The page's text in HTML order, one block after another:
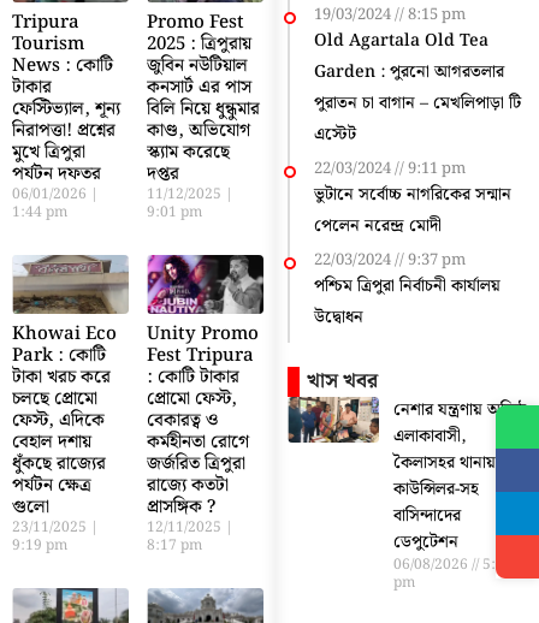
Tripura
Tourism
News : কোটি
টাকার
ফেস্টিভ্যাল, শূন্য
নিরাপত্তা! প্রশ্নের
মুখে ত্রিপুরা
পর্যটন দফতর
06/01/2026
1:44 pm
Promo Fest
2025 : ত্রিপুরায়
জুবিন নউটিয়াল
কনসার্ট এর পাস
বিলি নিয়ে ধুন্ধুমার
কাণ্ড, অভিযোগ
স্ক্যাম করেছে
দপ্তর
11/12/2025
9:01 pm
Khowai Eco
Park : কোটি
টাকা খরচ করে
চলছে প্রোমো
ফেস্ট, এদিকে
বেহাল দশায়
ধুঁকছে রাজ্যের
পর্যটন ক্ষেত্র
গুলো
23/11/2025
9:19 pm
Unity Promo
Fest Tripura
: কোটি টাকার
প্রোমো ফেস্ট,
বেকারত্ব ও
কর্মহীনতা রোগে
জর্জরিত ত্রিপুরা
রাজ্যে কতটা
প্রাসঙ্গিক ?
12/11/2025
8:17 pm
Old Agartala Old Tea
Garden : পুরনো আগরতলার
পুরাতন চা বাগান – মেখলিপাড়া টি
এস্টেট
19/03/2024 8:15 pm
ভুটানে সর্বোচ্চ নাগরিকের সন্মান
পেলেন নরেন্দ্র মোদী
22/03/2024 9:11 pm
পশ্চিম ত্রিপুরা নির্বাচনী কার্যালয়
উদ্বোধন
22/03/2024 9:37 pm
খাস খবর
নেশার যন্ত্রণায় অতিষ্ঠ
এলাকাবাসী,
কৈলাসহর থানায়
কাউন্সিলর-সহ
বাসিন্দাদের
ডেপুটেশন
06/08/2026 5:56
pm